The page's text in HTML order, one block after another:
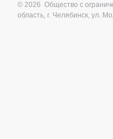
© 2026 Общество с
область, г. Челябинск, ул.